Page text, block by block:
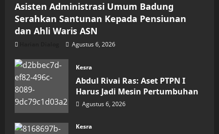
Asisten Administrasi Umum Badung
Serahkan Santunan Kepada Pensiunan
dan Ahli Waris ASN
Agustus 6, 2026
Kesra
Abdul Rivai Ras: Aset PTPN I
Harus Jadi Mesin Pertumbuhan
Agustus 6, 2026
Kesra